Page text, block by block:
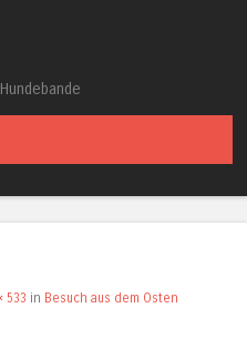
533 in Besuch aus dem Osten